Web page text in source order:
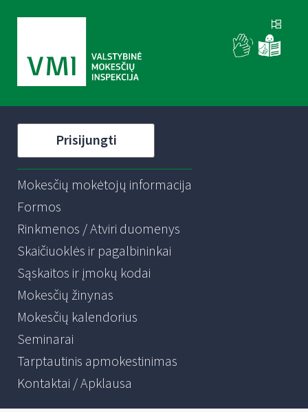
Prisijungti
Mokesčių mokėtojų informacija
Formos
Rinkmenos / Atviri duomenys
Skaičiuoklės ir pagalbininkai
Sąskaitos ir įmokų kodai
Mokesčių žinynas
Mokesčių kalendorius
Seminarai
Tarptautinis apmokestinimas
Kontaktai / Apklausa